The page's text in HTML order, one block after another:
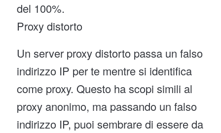
del 100%.
Proxy distorto
Un server proxy distorto passa un falso
indirizzo IP per te mentre si identifica
come proxy. Questo ha scopi simili al
proxy anonimo, ma passando un falso
indirizzo IP, puoi sembrare di essere da